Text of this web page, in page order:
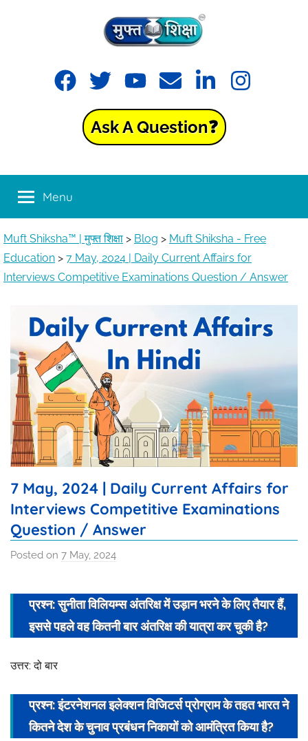
Muft
Shiksha™
मुफ्त
शिक्षा
FacebookTwitter YouTubeEmail LinkedInInstagram
Ask A Question❓
Menu
Muft Shiksha™ | मुफ्त शिक्षा > Blog > Muft Shiksha - Free
Education > 7 May, 2024 | Daily Current Affairs for
Interviews Competitive Examinations Question / Answer
7 May, 2024 | Daily Current Affairs for
Interviews Competitive Examinations
Question / Answer
Posted on 7 May, 2024
I
s
h
s
i
प्रश्न: सुनीता विलियम्स अंतरिक्ष में उड़ान भरने के लिए तैयार हैं,
इससे पहले वह कितनी बार अंतरिक्ष की यात्रा कर चुकी है?
उत्तर: दो बार
प्रश्न: इंटरनेशनल इलेक्शन विजिटर्स प्रोग्राम के तहत भारत ने
कितने देश के चुनाव प्रबंधन निकायों को आमंत्रित किया है?